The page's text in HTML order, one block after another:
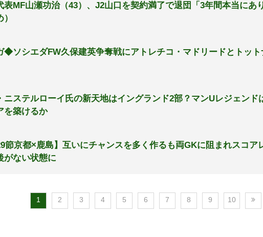
表MF山瀬功治（43）、J2山口を契約満了で退団「3年間本当にあ
ソシエダFW久保建英争奪戦にアトレチコ・マドリードとトッ
ニステルローイ氏の新天地はイングランド2部？マンUレジェンド
を築けるか
節京都×鹿島】互いにチャンスを多く作るも両GKに阻まれスコ
がない状態に
1 2 3 4 5 6 7 8 9 10